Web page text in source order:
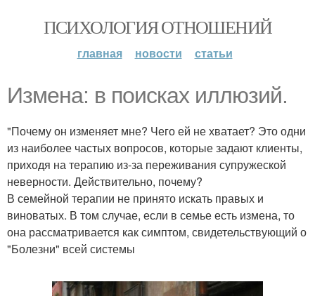
ПСИХОЛОГИЯ ОТНОШЕНИЙ
главная новости статьи
Измена: в поисках иллюзий.
"Почему он изменяет мне? Чего ей не хватает? Это одни
из наиболее частых вопросов, которые задают клиенты,
приходя на терапию из-за переживания супружеской
неверности. Действительно, почему?
В семейной терапии не принято искать правых и
виноватых. В том случае, если в семье есть измена, то
она рассматривается как симптом, свидетельствующий о
"Болезни" всей системы